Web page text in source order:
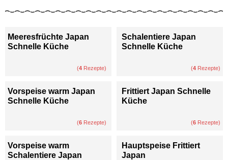
Meeresfrüchte Japan
Schnelle Küche
(4 Rezepte)
Schalentiere Japan
Schnelle Küche
(4 Rezepte)
Vorspeise warm Japan
Schnelle Küche
(6 Rezepte)
Frittiert Japan Schnelle
Küche
(6 Rezepte)
Vorspeise warm
Schalentiere Japan
Hauptspeise Frittiert
Japan